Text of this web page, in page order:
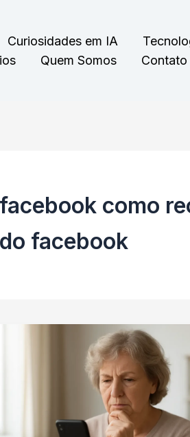
Curiosidades em IA
Quem Somos Contato
como
facebook